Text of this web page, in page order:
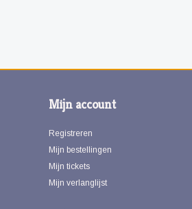
Mijn account
Registreren
Mijn bestellingen
Mijn tickets
Mijn verlanglijst